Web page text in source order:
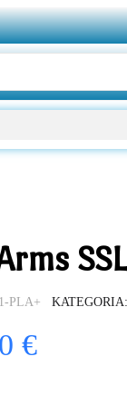
SSL
PLA+ KATEGORIA
€